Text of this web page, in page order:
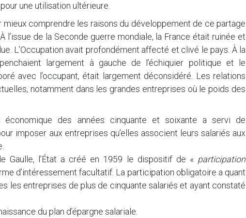
une utilisation ultérieure.
mieux comprendre les raisons du développement de ce partage
l’issue de la Seconde guerre mondiale, la France était ruinée et
L’Occupation avait profondément affecté et clivé le pays. À la
largement à gauche de l’échiquier politique et le
avec l’occupant, était largement déconsidéré. Les relations
notamment dans les grandes entreprises où le poids des
des années cinquante et soixante a servi de
imposer aux entreprises qu’elles associent leurs salariés aux
Gaulle, l’État a créé en 1959 le dispositif de « participation
d’intéressement facultatif. La participation obligatoire a quant
les entreprises de plus de cinquante salariés et ayant constaté
du plan d’épargne salariale.